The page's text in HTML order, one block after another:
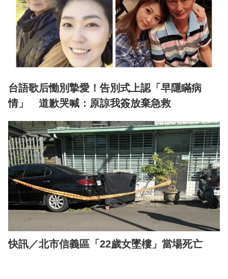
台語歌后慟別摯愛！告別式上認「早隱瞞病
情」 道歉哭喊：原諒我簽放棄急救
快訊／北市信義區「22歲女墜樓」當場死亡